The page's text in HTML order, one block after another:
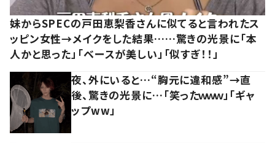
妹からSPECの戸田恵梨香さんに似てると言われたス
ッピン女性→メイクをした結果……驚きの光景に「本
人かと思った」「ベースが美しい」「似すぎ！！」
夜、外にいると…“胸元に違和感”→直
後、驚きの光景に…「笑ったｗｗｗ」「ギャ
ップww」